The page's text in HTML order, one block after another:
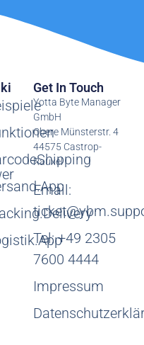
Get In Touch
Yotta Byte Manager
GmbH
Obere Münsterstr. 4
44575 Castrop-
Rauxel
Email:
Tel: +49 2305
7600 4444
Impressum